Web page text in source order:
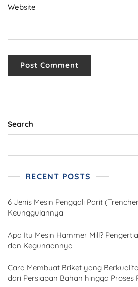
Website
Search
RECENT POSTS
6 Jenis Mesin Penggali Parit
Keunggulannya
Apa Itu Mesin Hammer Mill?
dan Kegunaannya
Cara Membuat Briket yang
dari Persiapan Bahan hingga Proses